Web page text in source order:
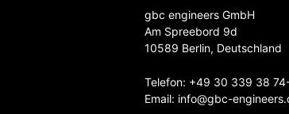
gbc engineers GmbH
Am Spreebord 9d
10589 Berlin, Deutschland
Telefon: +49 30 339 38
Email: info@gbc-engineers.